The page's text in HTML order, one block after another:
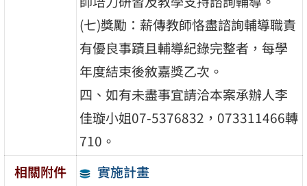
(七)獎勵：薪傳教師恪盡諮詢輔導職責
有優良事蹟且輔導紀錄完整者，每學
年度結束後敘嘉獎乙次。
四、如有未盡事宜請洽本案承辦人李
佳璇小姐07-5376832，073311466轉
710。
相關附件
實施計畫